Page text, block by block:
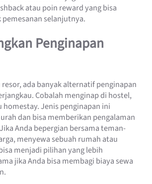
atau poin reward yang bisa
selanjutnya.
Penginapan
ada banyak alternatif penginapan
Cobalah menginap di hostel,
homestay. Jenis penginapan ini
dan bisa memberikan pengalaman
Anda bepergian bersama teman-
menyewa sebuah rumah atau
menjadi pilihan yang lebih
jika Anda bisa membagi biaya sewa